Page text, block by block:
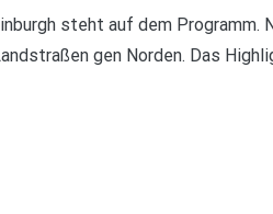
steht auf dem Programm.
gen Norden. Das